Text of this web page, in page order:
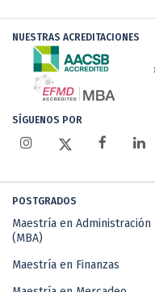
NUESTRAS ACREDITACIONES
SÍGUENOS POR
POSTGRADOS
Maestría en Administración
(MBA)
Maestría en Finanzas